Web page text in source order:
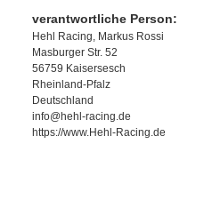
verantwortliche Person:
Hehl Racing, Markus Rossi
Masburger Str. 52
56759 Kaisersesch
Rheinland-Pfalz
Deutschland
info@hehl-racing.de
https://www.Hehl-Racing.de